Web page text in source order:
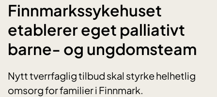
Finnmarkssykehuset
etablerer eget palliativt
barne- og ungdomsteam
Nytt tverrfaglig tilbud skal styrke helhetlig
omsorg for familier i Finnmark.